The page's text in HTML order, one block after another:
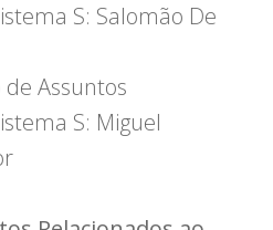
S: Salomão De
Assuntos
S: Miguel